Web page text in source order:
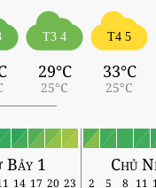
T3 4
29°C
25°C
T4 5
33°C
25°C
1 Chủ
14 17 20 23 2 5 8 11